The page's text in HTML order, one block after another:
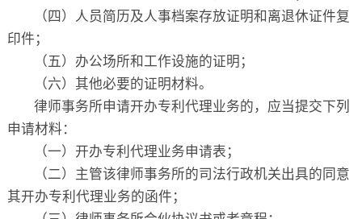
（四）人员简历及人事档案存放证明和离退休证件复
印件；
（五）办公场所和工作设施的证明；
（六）其他必要的证明材料。
律师事务所申请开办专利代理业务的，应当提交下列
申请材料：
（一）开办专利代理业务申请表；
（二）主管该律师事务所的司法行政机关出具的同意
其开办专利代理业务的函件；